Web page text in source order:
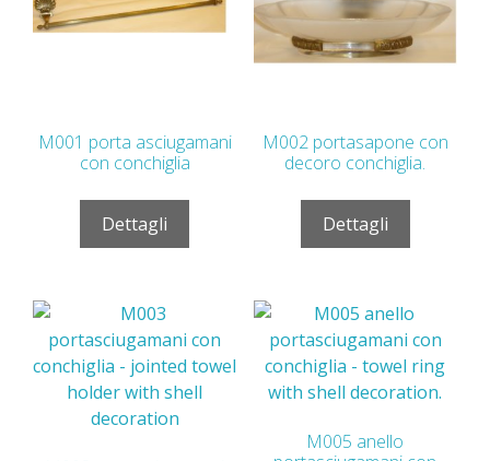
M001 porta asciugamani
con conchiglia
Dettagli
M002 portasapone con
decoro conchiglia.
Dettagli
M005 anello